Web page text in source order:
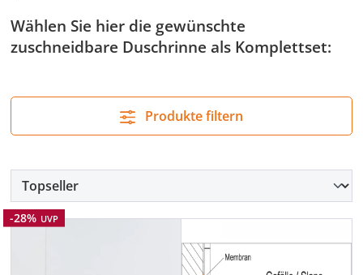
Wählen Sie hier die gewünschte
zuschneidbare Duschrinne als Komplettset:
Produkte filtern
Rabatt
-28% UVP